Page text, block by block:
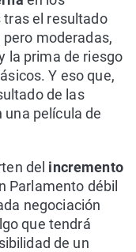
el resultado
moderadas,
la prima de riesgo
Y eso que,
de las
una película de
del incremento
Parlamento débil
negociación
que tendrá
de un